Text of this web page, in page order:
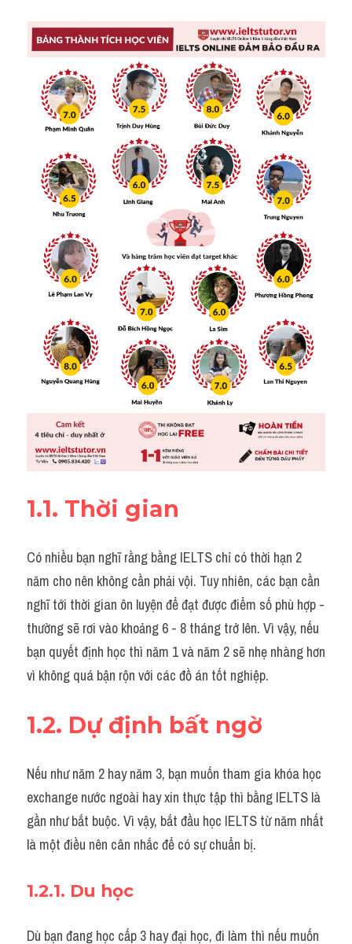
1.1. Thời gian
Có nhiều bạn nghĩ rằng bằng IELTS chỉ có thời hạn 2
năm cho nên không cần phải vội. Tuy nhiên, các bạn cần
nghĩ tới thời gian ôn luyện để đạt được điểm số phù hợp -
thường sẽ rơi vào khoảng 6 - 8 tháng trở lên. Vì vậy, nếu
bạn quyết định học thì năm 1 và năm 2 sẽ nhẹ nhàng hơn
vì không quá bận rộn với các đồ án tốt nghiệp.
1.2. Dự định bất ngờ
Nếu như năm 2 hay năm 3, bạn muốn tham gia khóa học
exchange nước ngoài hay xin thực tập thì bằng IELTS là
gần như bắt buộc. Vì vậy, bắt đầu học IELTS từ năm nhất
là một điều nên cân nhắc để có sự chuẩn bị.
1.2.1. Du học
Dù bạn đang học cấp 3 hay đại học, đi làm thì nếu muốn